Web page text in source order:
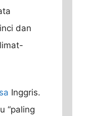
dan
Inggris.
“paling